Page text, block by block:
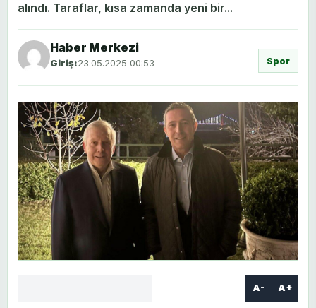
alındı. Taraflar, kısa zamanda yeni bir...
Haber Merkezi
Giriş:23.05.2025 00:53 Spor
A- A+